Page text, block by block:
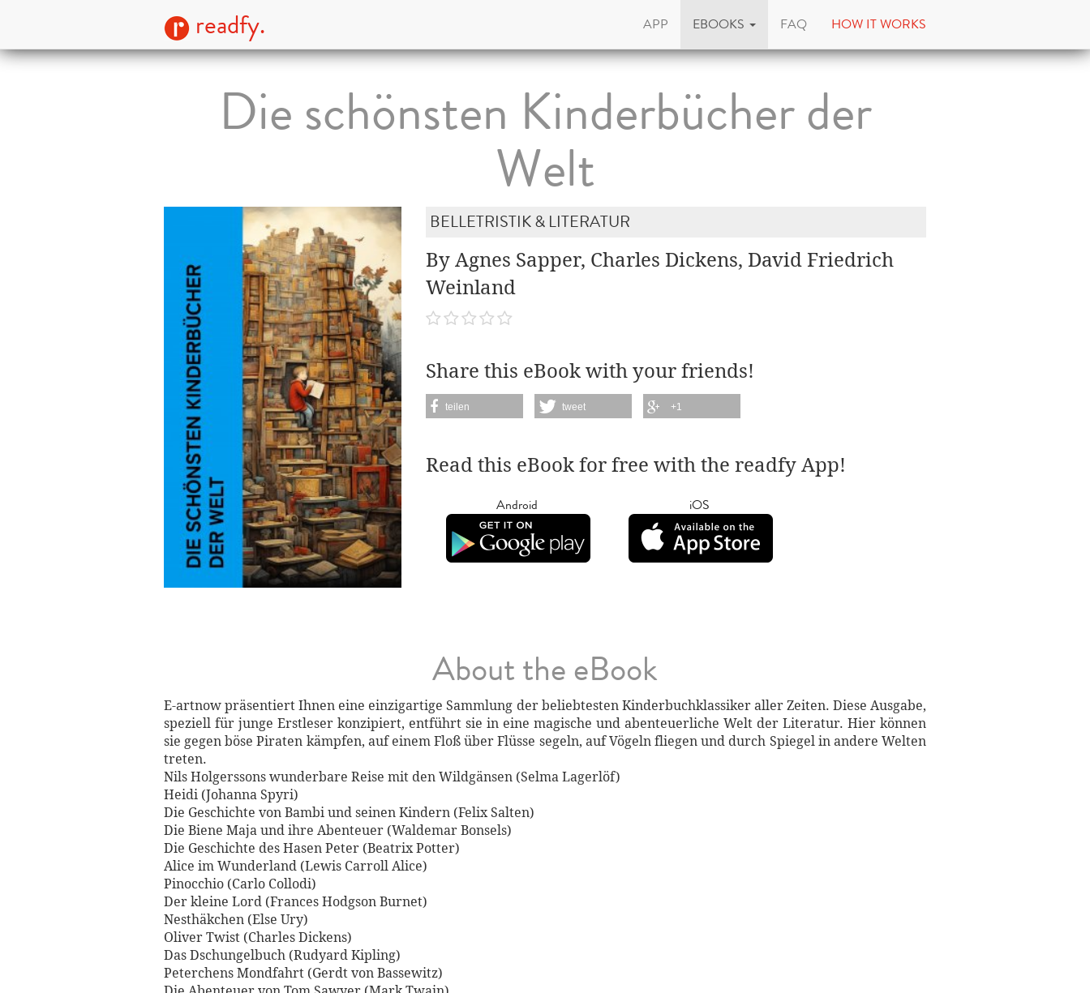
readfy. APP EBOOKS FAQ HOW IT WORKS
Die schönsten Kinderbücher der
Welt
BELLETRISTIK & LITERATUR
By Agnes Sapper, Charles Dickens, David Friedrich
Weinland
Share this eBook with your friends!
teilen tweet +1
Read this eBook for free with the readfy App!
Android iOS
About the eBook
E-artnow präsentiert Ihnen eine einzigartige Sammlung der beliebtesten Kinderbuchklassiker aller Zeiten. Diese Ausgabe,
speziell für junge Erstleser konzipiert, entführt sie in eine magische und abenteuerliche Welt der Literatur. Hier können
sie gegen böse Piraten kämpfen, auf einem Floß über Flüsse segeln, auf Vögeln fliegen und durch Spiegel in andere Welten
treten.
Nils Holgerssons wunderbare Reise mit den Wildgänsen (Selma Lagerlöf)
Heidi (Johanna Spyri)
Die Geschichte von Bambi und seinen Kindern (Felix Salten)
Die Biene Maja und ihre Abenteuer (Waldemar Bonsels)
Die Geschichte des Hasen Peter (Beatrix Potter)
Alice im Wunderland (Lewis Carroll Alice)
Pinocchio (Carlo Collodi)
Der kleine Lord (Frances Hodgson Burnet)
Nesthäkchen (Else Ury)
Oliver Twist (Charles Dickens)
Das Dschungelbuch (Rudyard Kipling)
Peterchens Mondfahrt (Gerdt von Bassewitz)